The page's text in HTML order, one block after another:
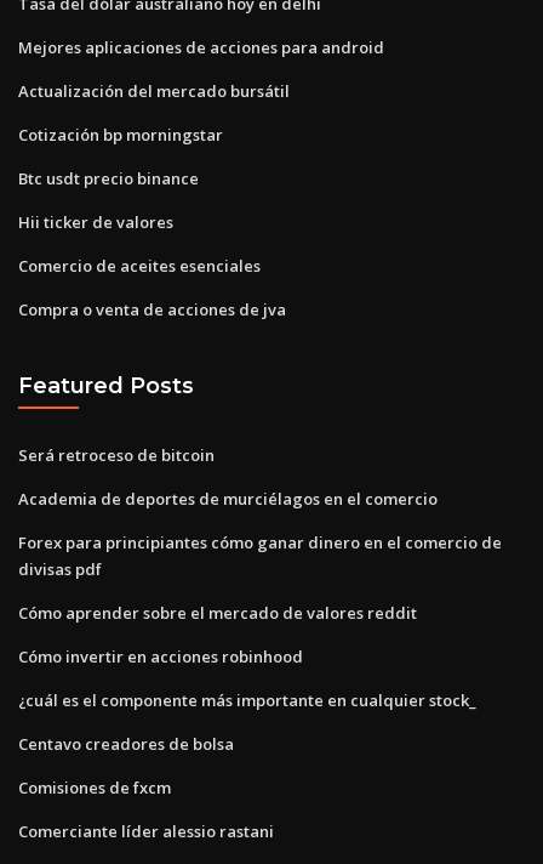
Mejores aplicaciones de acciones para android
Actualización del mercado bursátil
Cotización bp morningstar
Btc usdt precio binance
Hii ticker de valores
Comercio de aceites esenciales
Compra o venta de acciones de jva
Featured Posts
Será retroceso de bitcoin
Academia de deportes de murciélagos en el comercio
Forex para principiantes cómo ganar dinero en el comercio de
divisas pdf
Cómo aprender sobre el mercado de valores reddit
Cómo invertir en acciones robinhood
¿cuál es el componente más importante en cualquier stock_
Centavo creadores de bolsa
Comisiones de fxcm
Comerciante líder alessio rastani